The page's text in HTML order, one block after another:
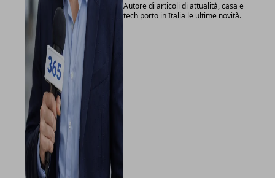
Autore di articoli di attualità, casa e
tech porto in Italia le ultime novità.